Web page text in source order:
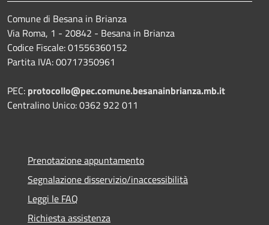
Comune di Besana in Brianza
Via Roma, 1 - 20842 - Besana in Brianza
Codice Fiscale: 01556360152
Partita IVA: 00717350961
PEC: protocollo@pec.comune.besanainbrianza.mb.it
Centralino Unico: 0362 922 011
Prenotazione appuntamento
Segnalazione disservizio/inaccessibilità
Leggi le FAQ
Richiesta assistenza